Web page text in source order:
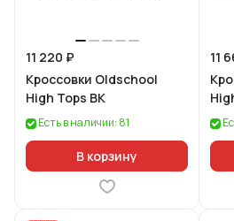
11 220 ₽
Кроссовки Oldschool
High Tops BK
Есть в наличии: 81
В корзину
11